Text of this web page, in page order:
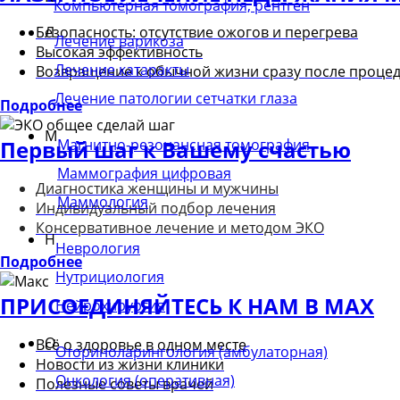
Безопасность: отсутствие ожогов и перегрева
Высокая эффективность
Возвращение к обычной жизни сразу после
Подробнее
Первый шаг к Вашему счастью
Диагностика женщины и мужчины
Индивидуальный подбор лечения
Консервативное лечение и методом ЭКО
Подробнее
ПРИСОЕДИНЯЙТЕСЬ К НАМ В MAX
Всё о здоровье в одном месте
Новости из жизни клиники
Полезные советы врачей
Компьютерная томография, рентген
ЛЛечение варикоза
Лечение катаракты
Лечение патологии сетчатки глаза
ММагнитно-резонансная томография
Маммография цифровая
Маммология
ННеврология
Нутрициология
Нейрохирургия
ООториноларингология (амбулаторная)
Онкология (оперативная)